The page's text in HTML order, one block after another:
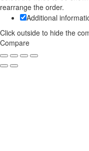
rearrange the order.
Additional
Click outside to hide the
Compare